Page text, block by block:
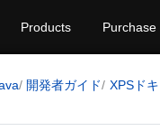
Products Purchase
開発者ガイド XPSド